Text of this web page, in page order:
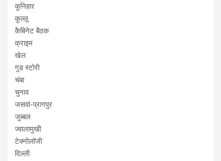
कुनिहार
कुल्लू
कैबिनेट बैठक
क्राइम
खेल
गुड स्टोरी
चंबा
चुनाव
जसवां-प्रागपुर
जुब्बल
ज्वालामुखी
टेक्नोलॉजी
दिल्ली